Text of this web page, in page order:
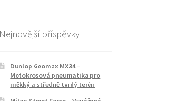
Nejnovější příspěvky
Dunlop Geomax MX34 –
Motokrosová pneumatika pro
měkký a středně tvrdý terén